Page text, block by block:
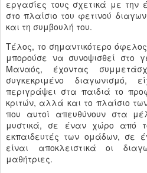
εργασίες τους σχετικά με την
στο πλαίσιο του φετινού
και τη συμβουλή του.
Τέλος, το σημαντικότερο
μπορούσε να συνοψισθεί στο
Μαναός, έχοντας
συγκεκριμένο διαγωνισμό,
περιγράψει στα παιδιά το
κριτών, αλλά και το πλαίσιο
που αυτοί απευθύνουν στα
μυστικά, σε έναν χώρο από
εκπαιδευτές των ομάδων, σε
είναι αποκλειστικά οι
μαθήτριες.